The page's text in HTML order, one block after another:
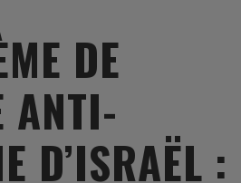
DE
ANTI-
D’ISRAËL :